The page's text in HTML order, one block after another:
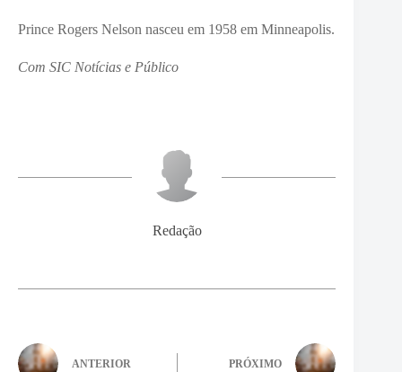
Prince Rogers Nelson nasceu em 1958 em Minneapolis.
Com SIC Notícias e Público
Redação
ANTERIOR PRÓXIMO